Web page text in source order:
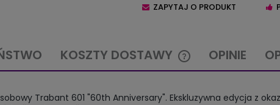
ZAPYTAJ O PRODUKT
KOSZTY DOSTAWY
KOSZTÓW PŁATNOŚCI
OPINIE
Trabant 601 "60th Anniversary". Ekskluzywna edycja z